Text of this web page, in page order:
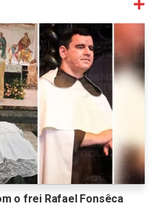
o frei Rafael Fonsêca